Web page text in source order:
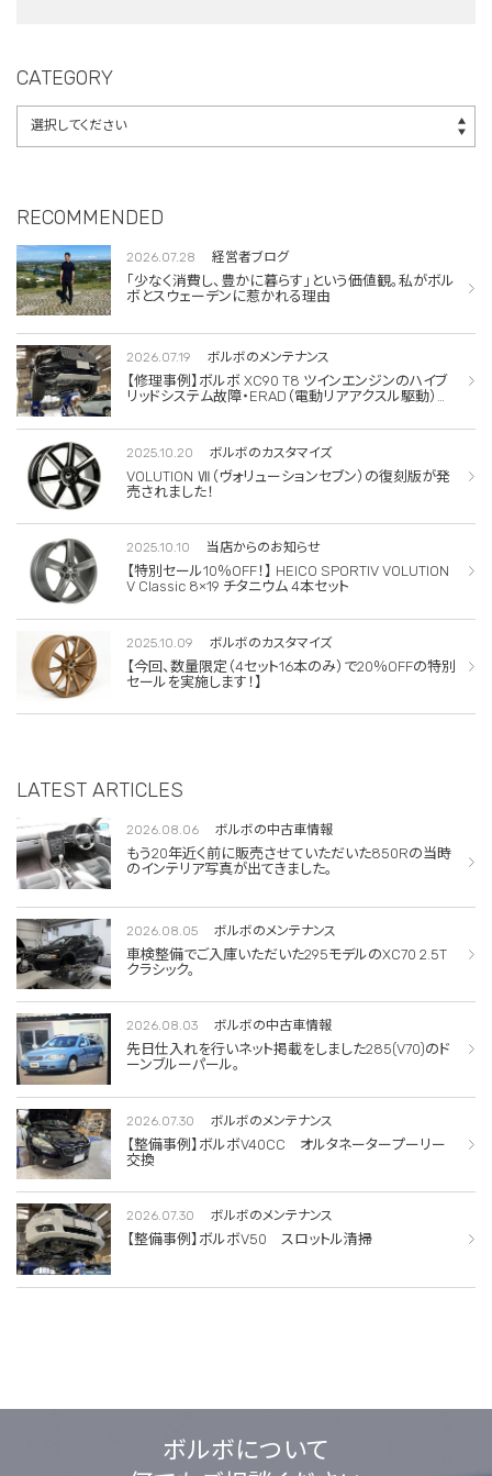
CATEGORY
RECOMMENDED
2026.07.28 経営者ブログ
「少なく消費し、豊かに暮らす」という価値観。私がボル
ボとスウェーデンに惹かれる理由
2026.07.19 ボルボのメンテナンス
【修理事例】ボルボ XC90 T8 ツインエンジンのハイブ
リッドシステム故障・ERAD（電動リアアクスル駆動）交
2025.10.20 ボルボのカスタマイズ
VOLUTION Ⅶ（ヴォリューションセブン）の復刻版が発
売されました！
2025.10.10 当店からのお知らせ
【特別セール10％OFF！】 HEICO SPORTIV VOLUTION
V Classic 8×19 チタニウム 4本セット
2025.10.09 ボルボのカスタマイズ
【今回、数量限定（4セット16本のみ）で20％OFFの特別
セールを実施します！】
LATEST ARTICLES
2026.08.06 ボルボの中古車情報
もう20年近く前に販売させていただいた850Rの当時
のインテリア写真が出てきました。
2026.08.05 ボルボのメンテナンス
車検整備でご入庫いただいた295モデルのXC70 2.5T
クラシック。
2026.08.03 ボルボの中古車情報
先日仕入れを行いネット掲載をしました285(V70)のド
ーンブルーパール。
2026.07.30 ボルボのメンテナンス
【整備事例】ボルボV40CC オルタネータープーリー
交換
2026.07.30 ボルボのメンテナンス
【整備事例】ボルボV50 スロットル清掃
ボルボについて